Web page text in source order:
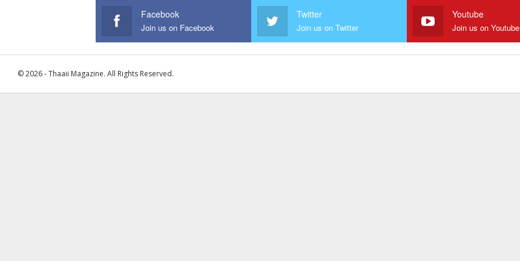
Facebook
Join us on Facebook
Twitter
Join us on Twitter
Youtube
Join us on Youtube
© 2026 - Thaaii Magazine. All Rights Reserved.